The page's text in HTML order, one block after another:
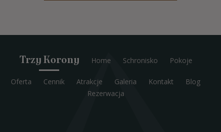
Trzy Korony Home Schronisko Pokoje
Oferta Cennik Atrakcje Galeria Kontakt
Blog
Rezerwacja